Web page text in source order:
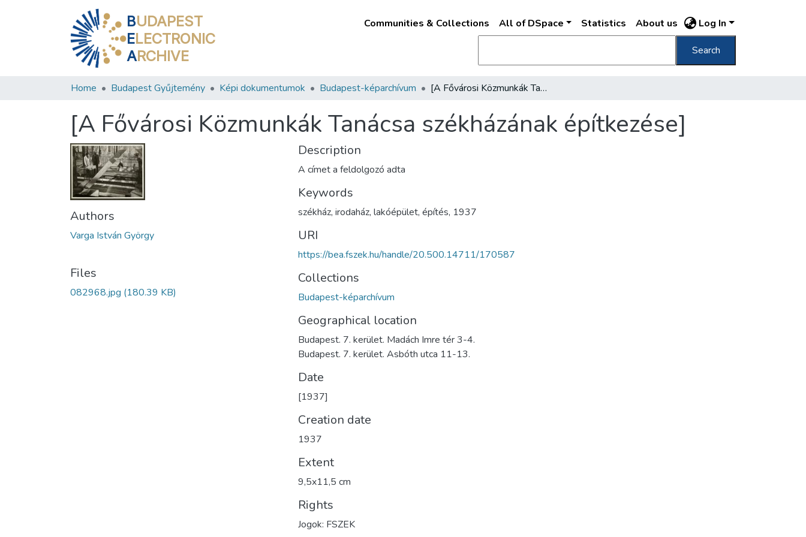
BUDAPEST
ELECTRONIC
ARCHIVE
Communities & Collections All of DSpace Statistics About us Log In
Search
Home Budapest Gyűjtemény Képi dokumentumok Budapest-képarchívum [A Fővárosi Közmunkák Tanácsa székházának építkezése]
[A Fővárosi Közmunkák Tanácsa székházának építkezése]
Authors
Varga István György
Files
082968.jpg (180.39 KB)
Description
A címet a feldolgozó adta
Keywords
székház, irodaház, lakóépület, építés, 1937
URI
https://bea.fszek.hu/handle/20.500.14711/170587
Collections
Budapest-képarchívum
Geographical location
Budapest. 7. kerület. Madách Imre tér 3-4.
Budapest. 7. kerület. Asbóth utca 11-13.
Date
[1937]
Creation date
1937
Extent
9,5x11,5 cm
Rights
Jogok: FSZEK